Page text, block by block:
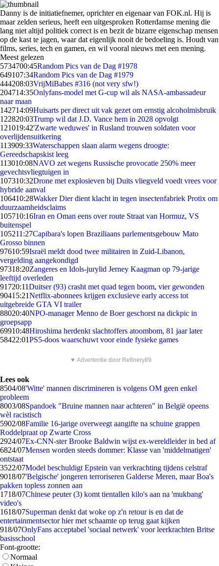
Danny is de initiatiefnemer, oprichter en eigenaar van FOK.nl. Hij is
maar zelden serieus, heeft een uitgesproken Rotterdamse mening die
lang niet altijd politiek correct is en bezit de bizarre eigenschap mensen
op de kast te jagen, waar dat eigenlijk nooit de bedoeling is. Houdt van
films, series, tech en gamen, en wil vooral nieuws met een mening.
Meest gelezen
5734700:45Random Pics van de Dag #1978
649107:34Random Pics van de Dag #1979
444208:03VrijMiBabes #316 (not very sfw!)
204714:35Onlyfans-model met G-cup wil als NASA-ambassadeur
naar maan
142714:09Huisarts per direct uit vak gezet om ernstig alcoholmisbruik
122820:03Trump wil dat J.D. Vance hem in 2028 opvolgt
121019:42'Zwarte weduwes' in Rusland trouwen soldaten voor
overlijdensuitkering
113909:33Waterschappen slaan alarm wegens droogte:
Gereedschapskist leeg
113010:08NAVO zet wegens Russische provocatie 250% meer
gevechtsvliegtuigen in
107310:32Drone met explosieven bij Duits vliegveld voedt vrees voor
hybride aanval
106410:28Wakker Dier dient klacht in tegen insectenfabriek Protix om
duurzaamheidsclaims
105710:16Iran en Oman eens over route Straat van Hormuz, VS
buitenspel
105211:27Capibara's lopen Braziliaans parlementsgebouw Mato
Grosso binnen
97610:59Israël meldt dood twee militairen in Zuid-Libanon,
vergelding aangekondigd
97318:20Zangeres en Idols-jurylid Jerney Kaagman op 79-jarige
leeftijd overleden
91720:11Duitser (93) crasht met quad tegen boom, vier gewonden
90415:21Netflix-abonnees krijgen exclusieve early access tot
uitgebreide GTA VI trailer
88020:40NPO-manager Menno de Boer geschorst na dickpic in
groepsapp
69910:48Hiroshima herdenkt slachtoffers atoombom, 81 jaar later
58422:01PS5-doos waarschuwt voor einde fysieke games
▼ Advertentie door Refinery89
Lees ook
8504/08'Witte' mannen discrimineren is volgens OM geen enkel
probleem
8003/08Spandoek "Bruine mannen naar achteren" in België opeens
wèl racistisch
5902/08Familie 16-jarige overweegt aangifte na schuine grappen
Roddelpraat op Zwarte Cross
2924/07Ex-CNN-ster Brooke Baldwin wijst ex-wereldleider in bed af
6824/07Mensen worden steeds dommer: Klasse van 'middelmatigen'
ontstaat
3522/07Model beschuldigt Epstein van verkrachting tijdens celstraf
9018/07'Belgische' jongeren terroriseren Galderse Meren, maar Boa's
pakken topless zonnen aan
1718/07Chinese peuter (3) komt tientallen kilo's aan na 'mukbang'
video's
1618/07Superman denkt dat woke op z'n retour is en dat de
entertainmentsector hier met schaamte op terug gaat kijken
918/07OnlyFans acceptabel 'sociaal netwerk' voor leerkrachten Britse
basisschool
Font-grootte:
Normaal